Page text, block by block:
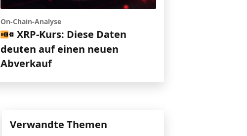
On-Chain-Analyse
XRP-Kurs: Diese Daten
deuten auf einen neuen
Abverkauf
Verwandte Themen